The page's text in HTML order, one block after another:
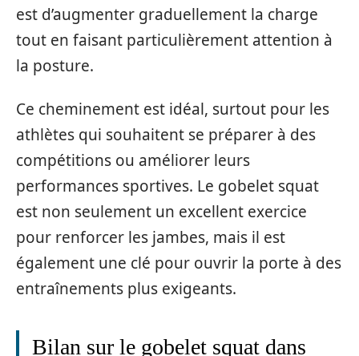
est d’augmenter graduellement la charge
tout en faisant particulièrement attention à
la posture.
Ce cheminement est idéal, surtout pour les
athlètes qui souhaitent se préparer à des
compétitions ou améliorer leurs
performances sportives. Le gobelet squat
est non seulement un excellent exercice
pour renforcer les jambes, mais il est
également une clé pour ouvrir la porte à des
entraînements plus exigeants.
Bilan sur le gobelet squat dans